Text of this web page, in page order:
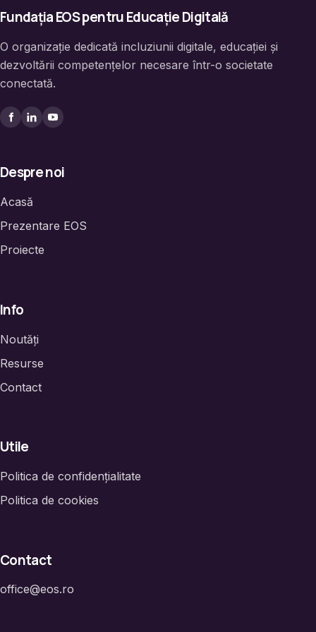
Fundația EOS pentru Educație Digitală
O organizație dedicată incluziunii digitale, educației și
dezvoltării competențelor necesare într-o societate
conectată.
Despre noi
Acasă
Prezentare EOS
Proiecte
Info
Noutăți
Resurse
Contact
Utile
Politica de confidențialitate
Politica de cookies
Contact
office@eos.ro